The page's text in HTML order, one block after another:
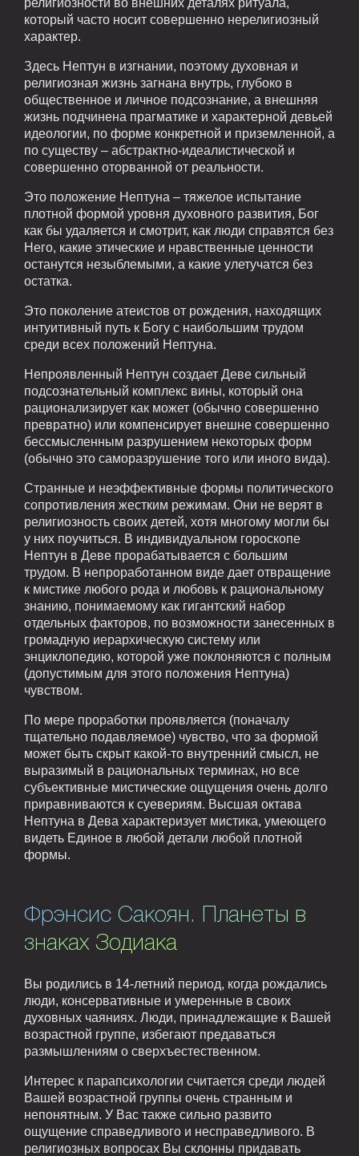
который часто носит совершенно нерелигиозный
характер.
Здесь Нептун в изгнании, поэтому духовная и
религиозная жизнь загнана внутрь, глубоко в
общественное и личное подсознание, а внешняя
жизнь подчинена прагматике и характерной девьей
идеологии, по форме конкретной и приземленной, а
по существу – абстрактно-идеалистической и
совершенно оторванной от реальности.
Это положение Нептуна – тяжелое испытание
плотной формой уровня духовного развития, Бог
как бы удаляется и смотрит, как люди справятся без
Него, какие этические и нравственные ценности
останутся незыблемыми, а какие улетучатся без
остатка.
Это поколение атеистов от рождения, находящих
интуитивный путь к Богу с наибольшим трудом
среди всех положений Нептуна.
Непроявленный Нептун создает Деве сильный
подсознательный комплекс вины, который она
рационализирует как может (обычно совершенно
превратно) или компенсирует внешне совершенно
бессмысленным разрушением некоторых форм
(обычно это саморазрушение того или иного вида).
Странные и неэффективные формы политического
сопротивления жестким режимам. Они не верят в
религиозность своих детей, хотя многому могли бы
у них поучиться. В индивидуальном гороскопе
Нептун в Деве прорабатывается с большим
трудом. В непроработанном виде дает отвращение
к мистике любого рода и любовь к рациональному
знанию, понимаемому как гигантский набор
отдельных факторов, по возможности занесенных в
громадную иерархическую систему или
энциклопедию, которой уже поклоняются с полным
(допустимым для этого положения Нептуна)
чувством.
По мере проработки проявляется (поначалу
тщательно подавляемое) чувство, что за формой
может быть скрыт какой-то внутренний смысл, не
выразимый в рациональных терминах, но все
субъективные мистические ощущения очень долго
приравниваются к суевериям. Высшая октава
Нептуна в Дева характеризует мистика, умеющего
видеть Единое в любой детали любой плотной
формы.
Фрэнсис Сакоян. Планеты в
знаках Зодиака
Вы родились в 14-летний период, когда рождались
люди, консервативные и умеренные в своих
духовных чаяниях. Люди, принадлежащие к Вашей
возрастной группе, избегают предаваться
размышлениям о сверхъестественном.
Интерес к парапсихологии считается среди людей
Вашей возрастной группы очень странным и
непонятным. У Вас также сильно развито
ощущение справедливого и несправедливого. В
религиозных вопросах Вы склонны придавать